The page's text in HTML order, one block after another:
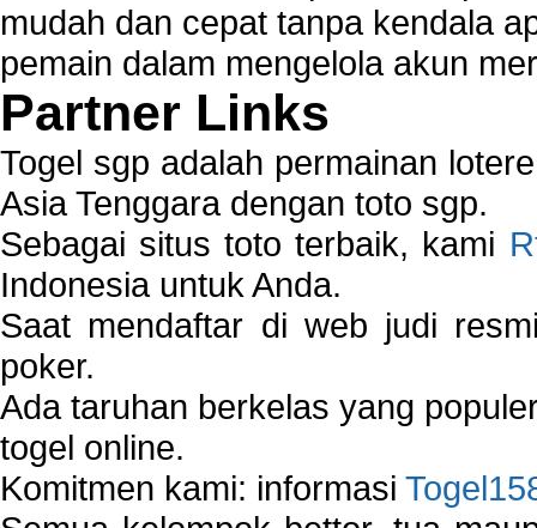
mudah dan cepat tanpa kendala
pemain dalam mengelola akun
Partner Links
Togel sgp adalah permainan
Asia Tenggara dengan toto sgp.
Sebagai situs toto terbaik, kami
Indonesia untuk Anda.
Saat mendaftar di web judi
poker.
Ada taruhan berkelas yang
togel online.
Komitmen kami: informasi